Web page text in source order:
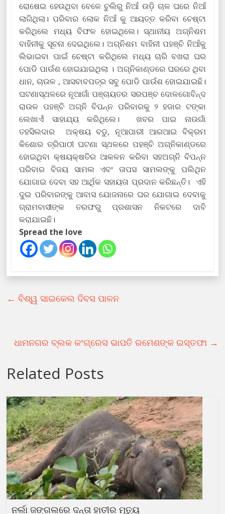
ରୋଷେଇ ହେଉଥିବା ବେଳେ ଚୁଲିରୁ ନିଆଁ ଉଡ଼ି ଚାଳ ଘରେ ନିଆଁ
ଲାଗିଥିଲା। ପରିବାର ଲୋକ ନିଆଁ କୁ ଆୟତ୍ତ କରିବା ଚେଷ୍ଟା
କରିଥିଲେ ମଧ୍ୟ ବିଫଳ ହୋଇଥିଲେ। ସ୍ଥାନୀୟ ଅଗ୍ନିଶମ
ବାହିନୀକୁ ସୂଚନା ଦେଇଥିଲେ। ଅଗ୍ନିଶମ ବାହିନୀ ପହଞ୍ଚି ନିଆଁକୁ
ଲିଭାଇବା ପାଇଁ ଚେଷ୍ଟା କରିଥିଲେ ମଧ୍ୟ ଚାରି ବଖରା ଘର
ପୋଡି ପାଉଁଶ ହୋଇଯାଇଥିଲା । ଅଗ୍ନିକାଣ୍ଡରେ ଘରରେ ଥିବା
ଧାନ, ଚାଉଳ , ଆସବାବପତ୍ର ସବୁ ପୋଡି ପାଉଁଶ ହୋଇଯାଇଛି।
ଘଟଣାସ୍ଥଳରେ ନୂଆଗାଁ ପଞ୍ଚାୟତର ସରପଞ୍ଚ ଦୋଳଗୋବିନ୍ଦ
ରାଉଳ ପହଞ୍ଚି ଅଗ୍ନି ବିପନ୍ନ ପରିବାରକୁ ୨ ହଜାର ଟଙ୍କା
ଲେଖାଏଁ ସାହାଯ୍ୟ କରିଥିଲେ। ଖବର ପାଇ ନାଉଗାଁ
ତହସିଲଦାର ଅକ୍ଷୟ ବଡୁ, ନୂଆପାରୀ ଆରଆଇ ବିକ୍ରମ
କିଶୋର ତ୍ରିପାଠୀ ଘଟଣା ସ୍ଥଳରେ ପହଞ୍ଚି ଅଗ୍ନିକାଣ୍ଡରେ
ହୋଇଥିବା କ୍ଷୟକ୍ଷତିର ଆକଳନ କରିବା ସହଅଗ୍ନି ବିପନ୍ନ
ପରିବାର ବିଜୟ ସାମଲ ଏବଂ ତାପସ ସାମଲଙ୍କୁ ପଲିଥିନ
ଯୋଗାଇ ଦେବା ସହ ଆର୍ଥିକ ସହାୟତା ପ୍ରଦାନ କରିଛନ୍ତି। ଏହି
ଦୁଇ ପରିବାରଙ୍କୁ ଆବାସ ଯୋଜନାରେ ଘର ଯୋଗାଇ ଦେବାକୁ
ଗ୍ରାମବାସୀଙ୍କ ତରଫରୁ ପ୍ରଶାସନ ନିକଟରେ ଦାବି
କରାଯାଇଛି।
Spread the love
← ବିଶ୍ୱ ସାଇକେଲ ଦିବସ ପାଳନ
ଧାମନଗର ବ୍ଲକ କଂଗ୍ରେସ ଭାପତି ରମେଶଙ୍କ ଇସ୍ତଫା →
Related Posts
ନର୍ଲା ଜଙ୍ଗଲରେ ଦନ୍ତା ହାତୀର ମୃତ୍ୟୁ